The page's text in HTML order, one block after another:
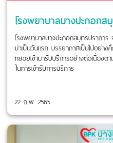
โรงพยาบาลบางปะกอกสมุทรปรากา
น่าเป็นวันแรก บรรยากาศเป็นไปอย่า
ทยอยเข้ามารับบริการอย่างต่อเนื่องตา
ในการเข้ารับการบริการ
22 ก.พ. 2565